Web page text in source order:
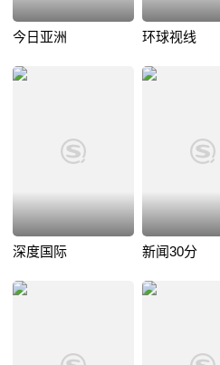
今日亚洲 环球视线
深度国际 新闻30分